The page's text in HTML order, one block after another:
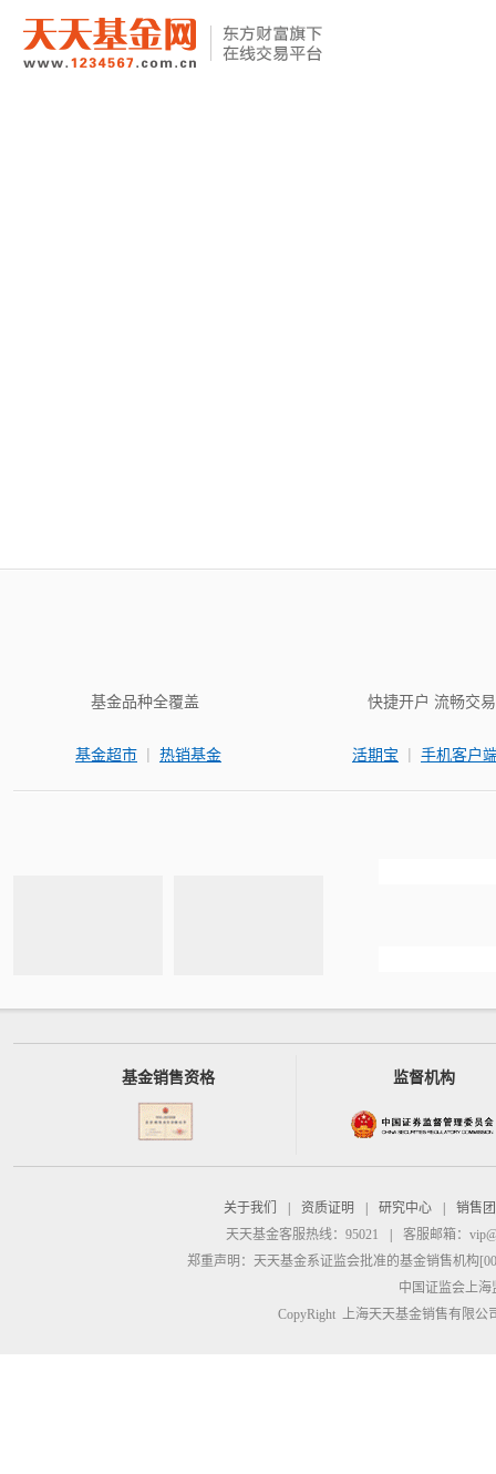
基金品种全覆盖
基金超市 | 热销基金
快捷开户 流畅交易
活期宝 | 手机客户
基金销售资格 监督机构
关于我们 资质证明 研究中心
销售
天天基金客服热线：95021
客服邮箱：
郑重声明： 天天基金系证监会批准的基金销售机构
中国证监会上
CopyRight 上海天天基金销售有限